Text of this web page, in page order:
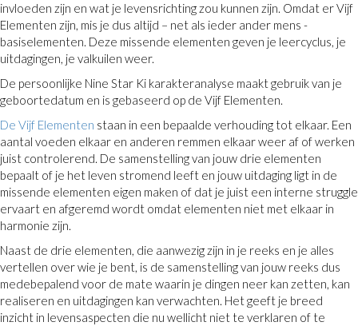
invloeden zijn en wat je levensrichting zou kunnen zijn. Omdat er Vijf
Elementen zijn, mis je dus altijd – net als ieder ander mens -
basiselementen. Deze missende elementen geven je leercyclus, je
uitdagingen, je valkuilen weer.
De persoonlijke Nine Star Ki karakteranalyse maakt gebruik van je
geboortedatum en is gebaseerd op de Vijf Elementen.
De Vijf Elementen staan in een bepaalde verhouding tot elkaar. Een
aantal voeden elkaar en anderen remmen elkaar weer af of werken
juist controlerend. De samenstelling van jouw drie elementen
bepaalt of je het leven stromend leeft en jouw uitdaging ligt in de
missende elementen eigen maken of dat je juist een interne struggle
ervaart en afgeremd wordt omdat elementen niet met elkaar in
harmonie zijn.
Naast de drie elementen, die aanwezig zijn in je reeks en je alles
vertellen over wie je bent, is de samenstelling van jouw reeks dus
medebepalend voor de mate waarin je dingen neer kan zetten, kan
realiseren en uitdagingen kan verwachten. Het geeft je breed
inzicht in levensaspecten die nu wellicht niet te verklaren of te